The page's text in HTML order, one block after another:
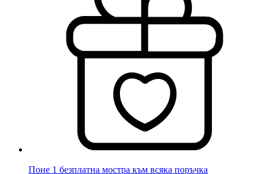
Поне 1 безплатна мостра към всяка поръчка